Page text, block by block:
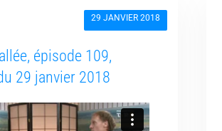
29 JANVIER 2018
épisode 109,
29 janvier 2018